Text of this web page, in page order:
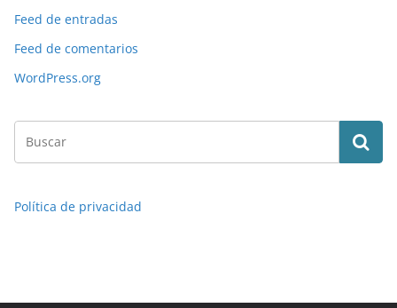
Feed de entradas
Feed de comentarios
WordPress.org
Política de privacidad